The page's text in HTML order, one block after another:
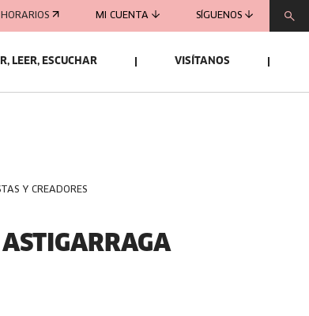
MI CUENTA SÍGUENOS
LEER, ESCUCHAR VISÍTANOS
Y CREADORES